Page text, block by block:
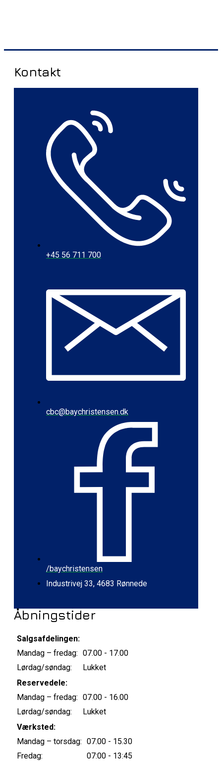
Kontakt
+45 56 711 700
cbc@baychristensen.dk
/baychristensen
Industrivej 33, 4683 Rønnede
Åbningstider
Salgsafdelingen:
Mandag – fredag: 07.00 - 17.00
Lørdag/søndag:
Lukket
Reservedele:
Mandag – fredag: 07.00 - 16.00
Lørdag/søndag:
Lukket
Værksted:
Mandag – torsdag: 07.00 - 15.30
Fredag:
07:00 - 13:45